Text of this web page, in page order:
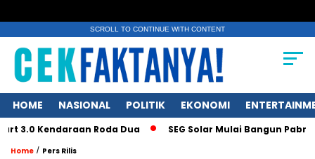
SCROLL TO CONTINUE WITH CONTENT
HOME NASIONAL POLITIK EKONOMI
Roda Dua SEG Solar Mulai Bangun Pabrik Ingot
Home / Pers Rilis